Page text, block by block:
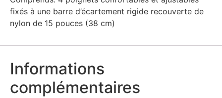
fixés à une barre d’écartement rigide recouverte de
nylon de 15 pouces (38 cm)
Informations
complémentaires